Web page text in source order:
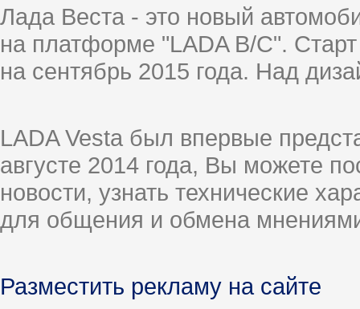
Лада Веста - это новый
на платформе "LADA B/C".
на сентябрь 2015 года. Над
LADA Vesta был впервые
августе 2014 года, Вы можете
новости, узнать технические
для общения и обмена
Разместить рекламу на сайте